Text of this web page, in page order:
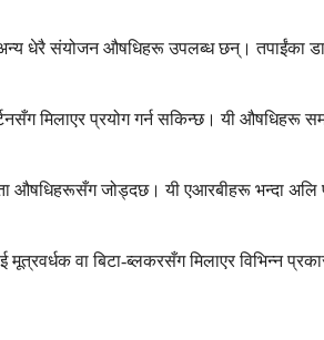
धेरै संयोजन औषधिहरू उपलब्ध छन्। तपाईंका
मिलाएर प्रयोग गर्न सकिन्छ। यी औषधिहरू
औषधिहरूसँग जोड्दछ। यी एआरबीहरू भन्दा
मूत्रवर्धक वा बिटा-ब्लकरसँग मिलाएर